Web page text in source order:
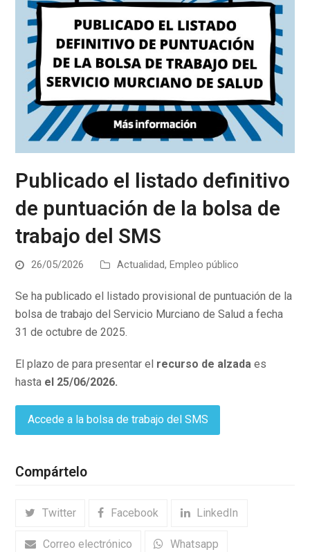
Publicado el listado definitivo
de puntuación de la bolsa de
trabajo del SMS
26/05/2026 Actualidad,Empleo público
Se ha publicado el listado provisional de puntuación de la
bolsa de trabajo del Servicio Murciano de Salud a fecha
31 de octubre de 2025.
El plazo de para presentar el recurso de alzada es
hasta el 25/06/2026.
Accede a la bolsa de trabajo del SMS
Compártelo
Twitter Facebook LinkedIn
Correo electrónico Whatsapp